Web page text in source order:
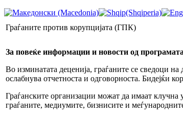
Граѓаните против корупцијата (ГПК)
За повеќе информации и новости од
Во изминатата деценија, граѓаните се сведоци
ослабнува отчетноста и одговорноста. Бидејќи
Граѓанските организации можат да имаат клучна
граѓаните, медиумите, бизнисите и